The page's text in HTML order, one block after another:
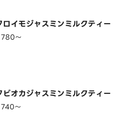
ロイモジャスミンミルクティー
〜
ビオカジャスミンミルクティー
〜